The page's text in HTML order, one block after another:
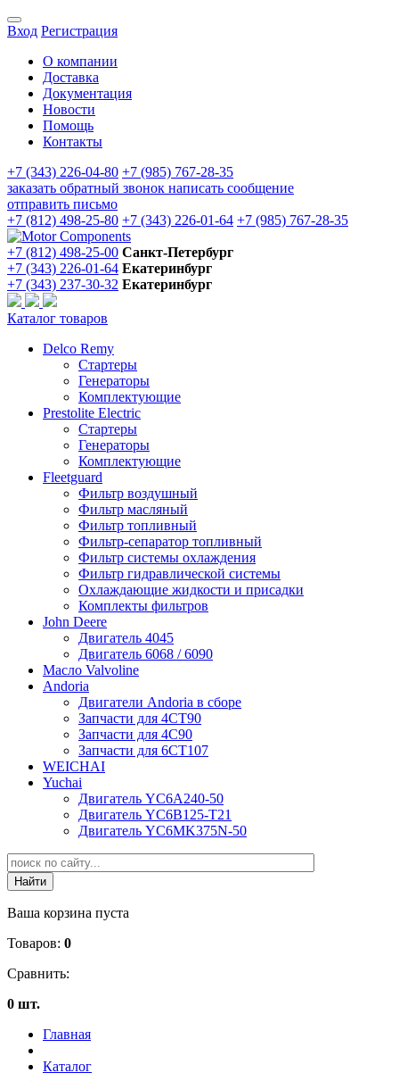
Вход Регистрация
О компании
Доставка
Документация
Новости
Помощь
Контакты
+7 (343) 226-04-80 +7 (985) 767-28-35
заказать обратный звонок написать сообщение
отправить письмо
+7 (812) 498-25-80 +7 (343) 226-01-64 +7 (985) 767-28-35
+7 (812) 498-25-00 Санкт-Петербург
+7 (343) 226-01-64 Екатеринбург
+7 (343) 237-30-32 Екатеринбург
Каталог товаров
Delco Remy
Стартеры
Генераторы
Комплектующие
Prestolite Electric
Стартеры
Генераторы
Комплектующие
Fleetguard
Фильтр воздушный
Фильтр масляный
Фильтр топливный
Фильтр-сепаратор топливный
Фильтр системы охлаждения
Фильтр гидравлической системы
Охлаждающие жидкости и присадки
Комплекты фильтров
John Deere
Двигатель 4045
Двигатель 6068 / 6090
Масло Valvoline
Andoria
Двигатели Andoria в сборе
Запчасти для 4CT90
Запчасти для 4С90
Запчасти для 6CT107
WEICHAI
Yuchai
Двигатель YC6A240-50
Двигатель YC6B125-T21
Двигатель YC6MK375N-50
Ваша корзина пуста
Товаров: 0
Сравнить:
0 шт.
Главная
Каталог